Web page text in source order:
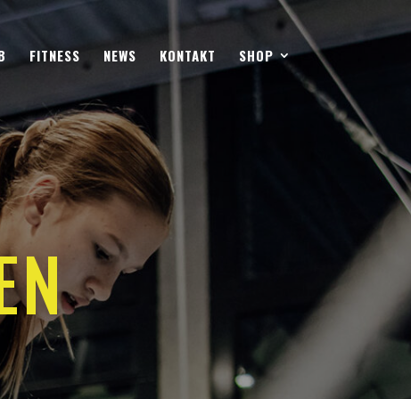
FITNESS NEWS KONTAKT SHOP